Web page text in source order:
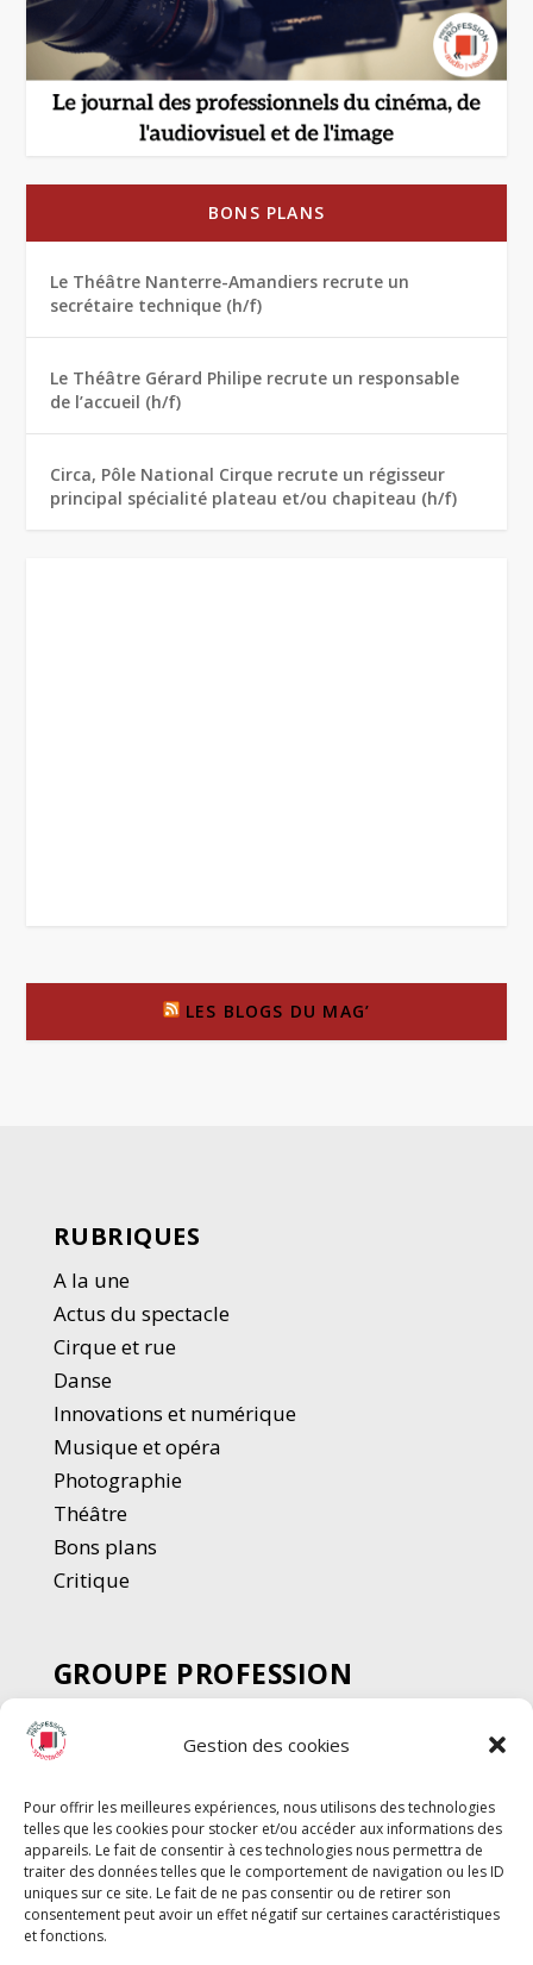
Gestion des cookies
Pour offrir les meilleures expériences, nous utilisons des technologies
telles que les cookies pour stocker et/ou accéder aux informations des
appareils. Le fait de consentir à ces technologies nous permettra de
traiter des données telles que le comportement de navigation ou les ID
uniques sur ce site. Le fait de ne pas consentir ou de retirer son
consentement peut avoir un effet négatif sur certaines caractéristiques
et fonctions.
BONS PLANS
Le Théâtre Nanterre-Amandiers recrute un
secrétaire technique (h/f)
Le Théâtre Gérard Philipe recrute un responsable
de l’accueil (h/f)
Circa, Pôle National Cirque recrute un régisseur
principal spécialité plateau et/ou chapiteau (h/f)
LES BLOGS DU MAG’
RUBRIQUES
A la une
Actus du spectacle
Cirque et rue
Danse
Innovations et numérique
Musique et opéra
Photographie
Théâtre
Bons plans
Critique
GROUPE PROFESSION
SPECTACLE
Chèque Intermittents
Chèque Compta
Chèque Emploi Spectacle
G-Pods
Profession Audio-visuel